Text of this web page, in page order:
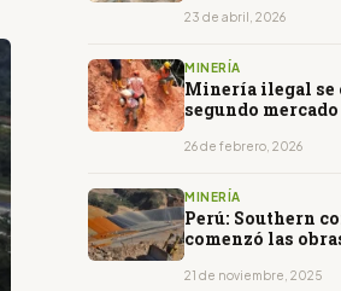
23 de abril, 2026
MINERÍA
Minería ilegal se
segundo
26 de febrero, 2026
MINERÍA
Perú: Southern
comenzó las
21 de noviembre, 2025